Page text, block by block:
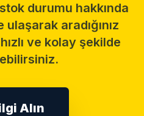
durumu hakkında
aradığınız
ve kolay şekilde
Alın